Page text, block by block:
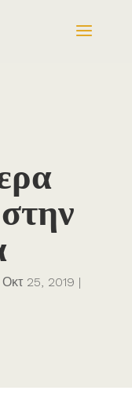
Οκτ 25, 2019